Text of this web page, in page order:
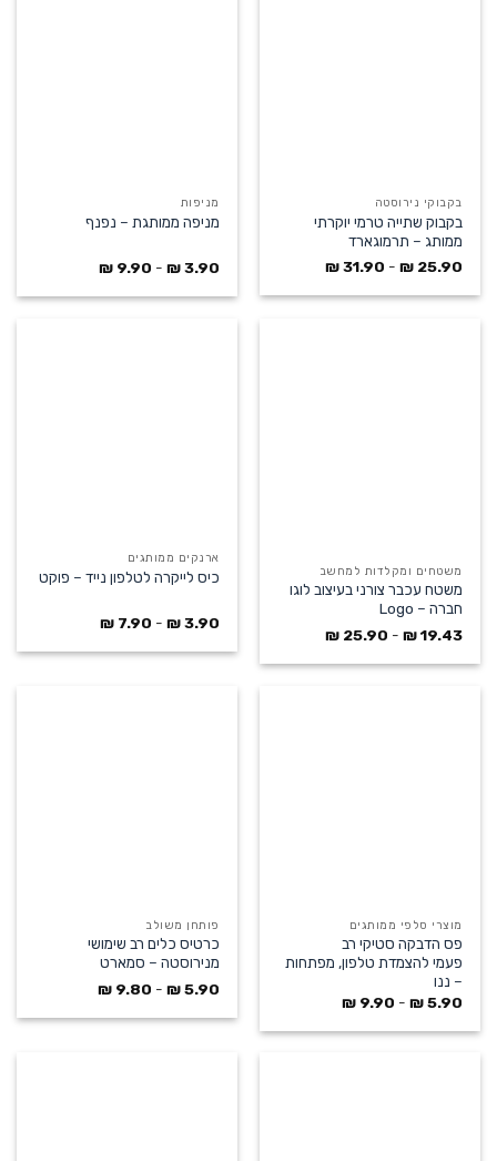
בקבוקי נירוסטה
בקבוק שתייה טרמי יוקרתי
ממותג – תרמוגארד
25.90
₪
-
31.90
₪
מניפות
מניפה ממותגת – נפנף
3.90
₪
-
9.90
₪
משטחים ומקלדות למחשב
משטח עכבר צורני בעיצוב לוגו
חברה – Logo
19.43
₪
-
25.90
₪
ארנקים ממותגים
כיס לייקרה לטלפון נייד – פוקט
3.90
₪
-
7.90
₪
מוצרי סלפי ממותגים
פס הדבקה סטיקי רב
פעמי להצמדת טלפון, מפתחות
– ננו
5.90
₪
-
9.90
₪
פותחן משולב
כרטיס כלים רב שימושי
מנירוסטה – סמארט
5.90
₪
-
9.80
₪